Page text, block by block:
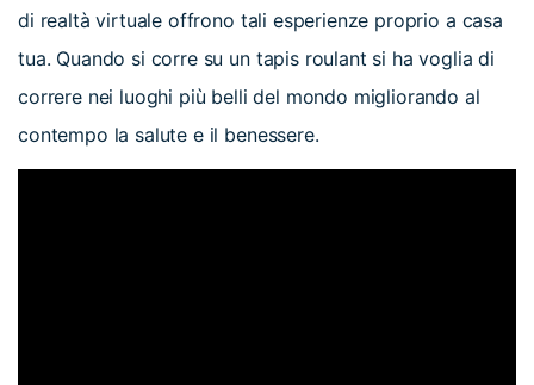
di realtà virtuale offrono tali esperienze proprio a casa
tua. Quando si corre su un tapis roulant si ha voglia di
correre nei luoghi più belli del mondo migliorando al
contempo la salute e il benessere.